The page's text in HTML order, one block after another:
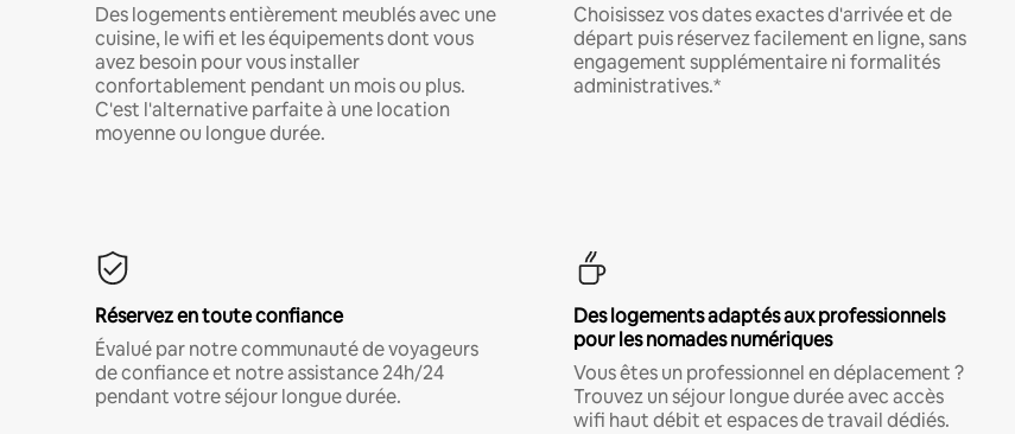
Des logements entièrement meublés avec une
cuisine, le wifi et les équipements dont vous
avez besoin pour vous installer
confortablement pendant un mois ou plus.
C'est l'alternative parfaite à une location
moyenne ou longue durée.
Choisissez vos dates exactes d'arrivée et de
départ puis réservez facilement en ligne, sans
engagement supplémentaire ni formalités
administratives.*
Réservez en toute confiance
Évalué par notre communauté de voyageurs
de confiance et notre assistance 24h/24
pendant votre séjour longue durée.
Des logements adaptés aux professionnels
pour les nomades numériques
Vous êtes un professionnel en déplacement ?
Trouvez un séjour longue durée avec accès
wifi haut débit et espaces de travail dédiés.